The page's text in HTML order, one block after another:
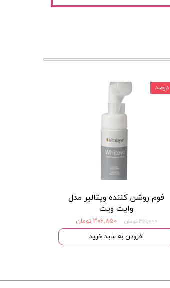
فوم روشن کننده ویتالیر مدل
وایت ویت
۳۶۱,۰۰۰ تومان
۳۰۶,۸۵۰ تومان
افزودن به سبد خرید